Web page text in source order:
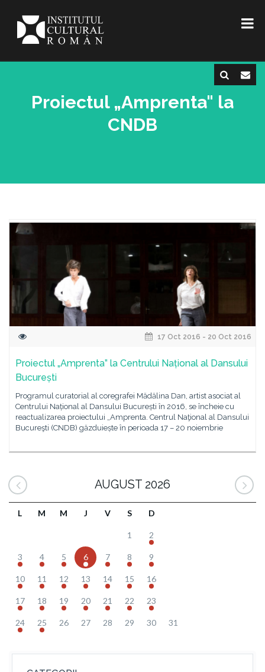
Proiectul „Amprenta" la
CNDB
17 Oct 2016 - 20 Oct 2016
Proiectul „Amprenta” la Centrului Național al Dansului
București
Programul curatorial al coregrafei Mădălina Dan, artist asociat al
Centrului Național al Dansului București în 2016, se încheie cu
reactualizarea proiectului „Amprenta. Centrul Naţional al Dansului
Bucureşti (CNDB) găzduiește în perioada 17 – 20 noiembrie
AUGUST 2026
L M M J V S D
1 2
3 4 5 6 7 8 9
10 11 12 13 14 15 16
17 18 19 20 21 22 23
24 25 26 27 28 29 30 31